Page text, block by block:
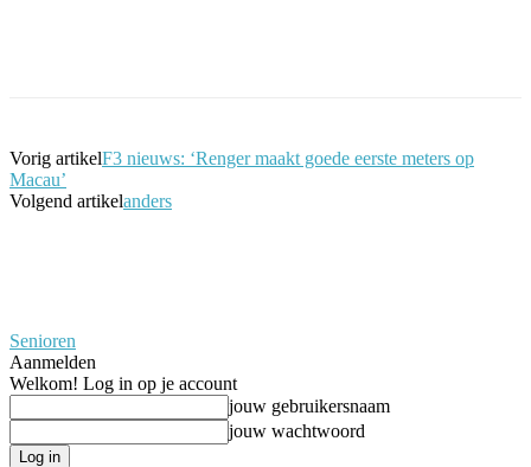
Vorig artikelF3 nieuws: ‘Renger maakt goede eerste meters op
Macau’
Volgend artikelanders
Senioren
Aanmelden
Welkom! Log in op je account
jouw gebruikersnaam
jouw wachtwoord